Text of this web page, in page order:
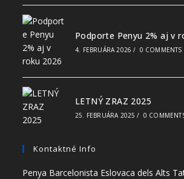
Podporte Penyu 2% aj v
4. FEBRUÁRA 2026 / 0 COMMENTS
LETNÝ ZRAZ 2025
25. FEBRUÁRA 2025 / 0
Kontaktné Info
Penya Barcelonista Eslovaca dels Alts